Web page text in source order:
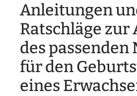
Anleitungen
Ratschläge zur
des passenden
für den
eines